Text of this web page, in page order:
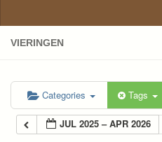
VIERINGEN
Categories Tags
JUL 2025 – APR 2026